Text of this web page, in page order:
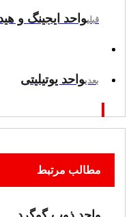
قبلیواحد ایجینگ و
بعدیواحد یوتیلیتی
مطالب مرتبط